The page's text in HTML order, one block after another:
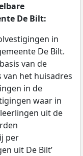
De Bilt:
in
De Bilt.
van de
van het huisadres
in de
waar in
uit de
per
uit De Bilt’